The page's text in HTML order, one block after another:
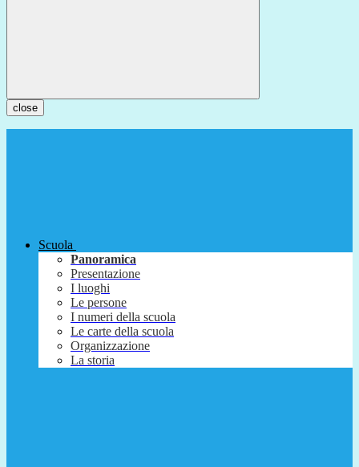
close
Scuola
Panoramica
Presentazione
I luoghi
Le persone
I numeri della scuola
Le carte della scuola
Organizzazione
La storia